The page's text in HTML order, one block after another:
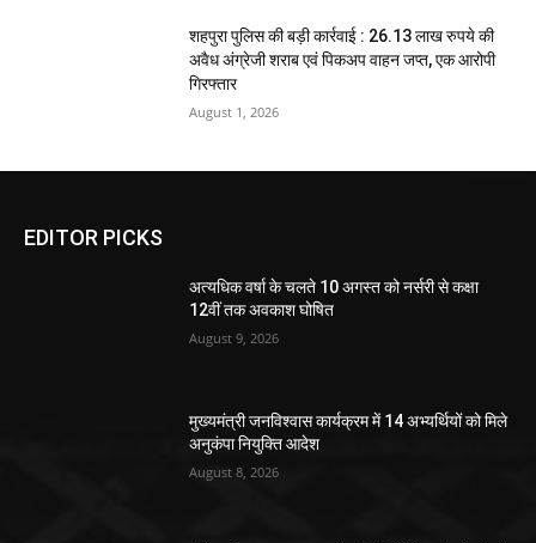
शहपुरा पुलिस की बड़ी कार्रवाई : 26.13 लाख रुपये की
अवैध अंग्रेजी शराब एवं पिकअप वाहन जप्त, एक आरोपी
गिरफ्तार
August 1, 2026
EDITOR PICKS
अत्यधिक वर्षा के चलते 10 अगस्त को नर्सरी से कक्षा
12वीं तक अवकाश घोषित
August 9, 2026
मुख्यमंत्री जनविश्वास कार्यक्रम में 14 अभ्यर्थियों को मिले
अनुकंपा नियुक्ति आदेश
August 8, 2026